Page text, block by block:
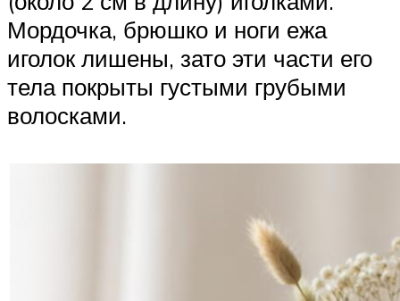
Мордочка, брюшко и ноги ежа
иголок лишены, зато эти части его
тела покрыты густыми грубыми
волосками.